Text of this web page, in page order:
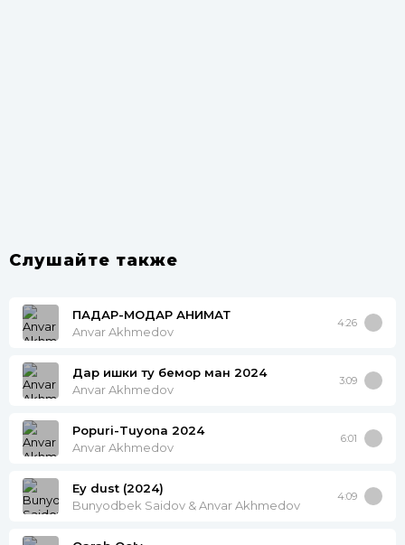
Слушайте также
ПАДАР-МОДАР ҒАНИМАТ
Anvar Akhmedov
4:26
Дар ишки ту бемор ман 2024
Anvar Akhmedov
3:09
Popuri-Tuyona 2024
Anvar Akhmedov
6:01
Ey dust (2024)
Bunyodbek Saidov & Anvar Akhmedov
4:09